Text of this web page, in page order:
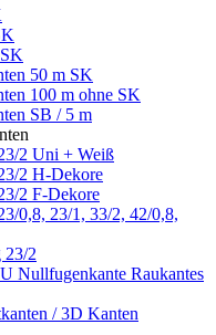
50 m SK
100 m ohne SK
SB / 5 m
2 Uni + Weiß
2 H-Dekore
2 F-Dekore
0,8, 23/1, 33/2, 42/0,8,
23/2
Nullfugenkante Raukantes
/ 3D Kanten